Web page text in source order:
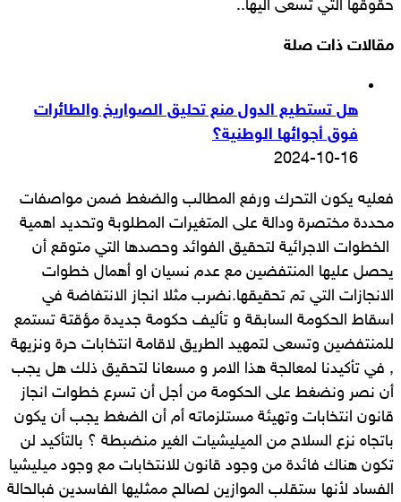
حقوقها التي تسعى اليها..
مقالات ذات صلة
هل تستطيع الدول منع تحليق الصواريخ والطائرات
فوق أجوائها الوطنية؟
2024-10-16
فعليه يكون التحرك ورفع المطالب والضغط ضمن مواصفات
محددة مختصرة ودالة على المتغيرات المطلوبة وتحديد اهمية
الخطوات الاجرائية لتحقيق الفوائد وحصدها التي متوقع أن
يحصل عليها المنتفضين مع عدم نسيان او أهمال خطوات
الانجازات التي تم تحقيقها.نضرب مثلا انجاز الانتفاضة في
اسقاط الحكومة السابقة و تأليف حكومة جديدة مؤقتة تستمع
للمنتفضين وتسعى لتمهيد الطريق لاقامة انتخابات حرة ونزيهة
, في تأكيدنا لمعالجة هذا الامر و مسعانا لتحقيق ذلك هل يجب
أن نصر ونضغط على الحكومة من أجل أن تسرع خطوات انجاز
قانون انتخابات وتهيئة مستلزماته أم أن الضغط يجب أن يكون
باتجاه نزع السلاح من الميليشيات الغير منضبطة ؟ بالتأكيد لن
تكون هناك فائدة من وجود قانون للانتخابات مع وجود ميليشيا
الفساد لأنها ستقلب الموازين لصالح ممثليها الفاسدين فبالحالة